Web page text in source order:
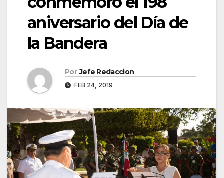
aniversario del Día de
la Bandera
Por Jefe Redaccion
FEB 24, 2019